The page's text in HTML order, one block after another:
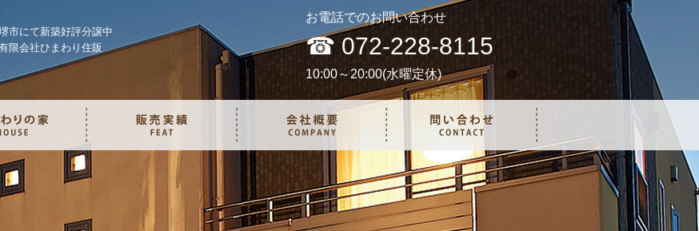
市にて新築好評分譲中
限会社ひまわり住販
お電話でのお問い合わせ
☎ 072-228-8115
10:00～20:00(水曜定休)